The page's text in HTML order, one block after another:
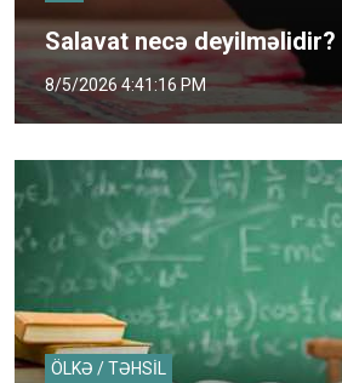
Salavat necə deyilməlidir?
8/5/2026 4:41:16 PM
ÖLKƏ / TƏHSİL